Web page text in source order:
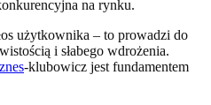
na rynku.
użytkownika – to prowadzi do
i słabego wdrożenia.
-klubowicz jest fundamentem